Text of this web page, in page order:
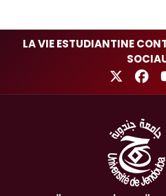
LA VIE ESTUDIANTINE